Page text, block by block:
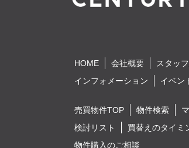
HOME 会社概要 スタッ
インフォメーション
イベン
売買物件TOP 物件検索
検討リスト
買替えのタイミ
物件購入のご相談